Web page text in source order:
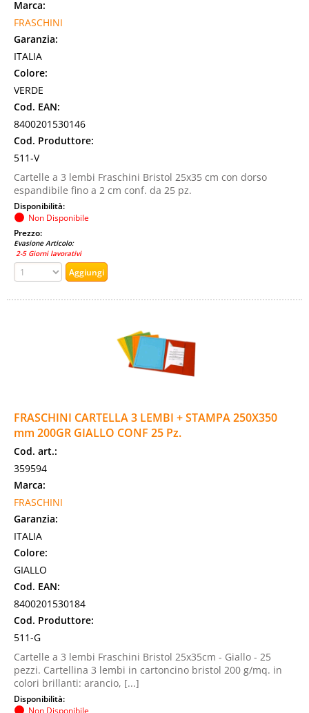
Marca:
FRASCHINI
Garanzia:
ITALIA
Colore:
VERDE
Cod. EAN:
8400201530146
Cod. Produttore:
511-V
Cartelle a 3 lembi Fraschini Bristol 25x35 cm con dorso
espandibile fino a 2 cm conf. da 25 pz.
Disponibilità:
Non Disponibile
Prezzo:
Evasione Articolo:
2-5 Giorni lavorativi
FRASCHINI CARTELLA 3 LEMBI + STAMPA 250X350
mm 200GR GIALLO CONF 25 Pz.
Cod. art.:
359594
Marca:
FRASCHINI
Garanzia:
ITALIA
Colore:
GIALLO
Cod. EAN:
8400201530184
Cod. Produttore:
511-G
Cartelle a 3 lembi Fraschini Bristol 25x35cm - Giallo - 25
pezzi. Cartellina 3 lembi in cartoncino bristol 200 g/mq. in
colori brillanti: arancio, [...]
Disponibilità:
Non Disponibile